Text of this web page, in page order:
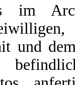
im
und